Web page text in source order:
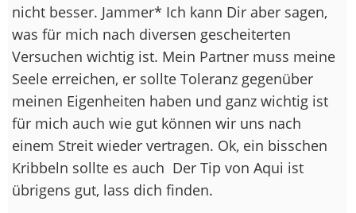
nicht besser. Jammer* Ich kann Dir aber sagen,
was für mich nach diversen gescheiterten
Versuchen wichtig ist. Mein Partner muss meine
Seele erreichen, er sollte Toleranz gegenüber
meinen Eigenheiten haben und ganz wichtig ist
für mich auch wie gut können wir uns nach
einem Streit wieder vertragen. Ok, ein bisschen
Kribbeln sollte es auch Der Tip von Aqui ist
übrigens gut, lass dich finden.